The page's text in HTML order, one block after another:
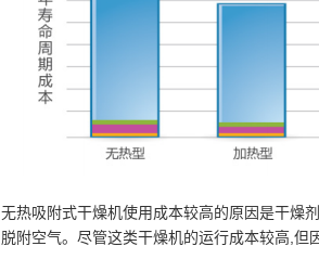
无热吸附式干燥机使用成本较高的原因是干燥
脱附空气。尽管这类干燥机的运行成本较高,但